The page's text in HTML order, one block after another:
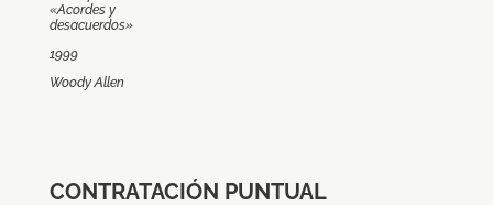
«Acordes y
desacuerdos»
1999
Woody Allen
CONTRATACIÓN PUNTUAL